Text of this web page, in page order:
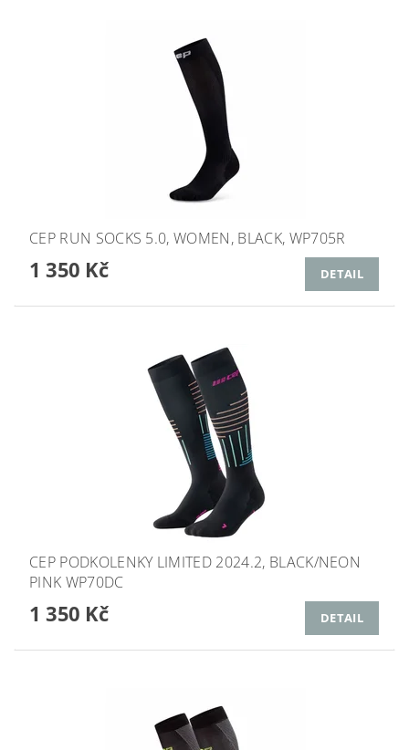
CEP RUN SOCKS 5.0, WOMEN, BLACK, WP705R
1 350 Kč DETAIL
CEP PODKOLENKY LIMITED 2024.2, BLACK/NEON
PINK WP70DC
1 350 Kč DETAIL